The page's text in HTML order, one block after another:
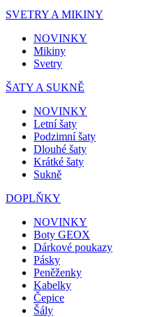
SVETRY A MIKINY
NOVINKY
Mikiny
Svetry
ŠATY A SUKNĚ
NOVINKY
Letní šaty
Podzimní šaty
Dlouhé šaty
Krátké šaty
Sukně
DOPLŇKY
NOVINKY
Boty GEOX
Dárkové poukazy
Pásky
Peněženky
Kabelky
Čepice
Šály